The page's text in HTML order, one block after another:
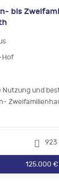
bis
Hof
Nutzung und
923
125.000 €